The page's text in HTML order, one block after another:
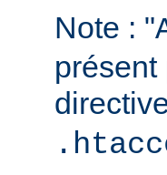
Note : "